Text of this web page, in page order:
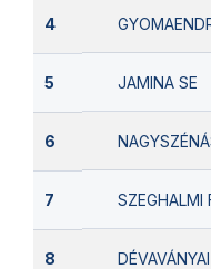
4
5 JAMINA SE
6
7 SZEGHALMI
8